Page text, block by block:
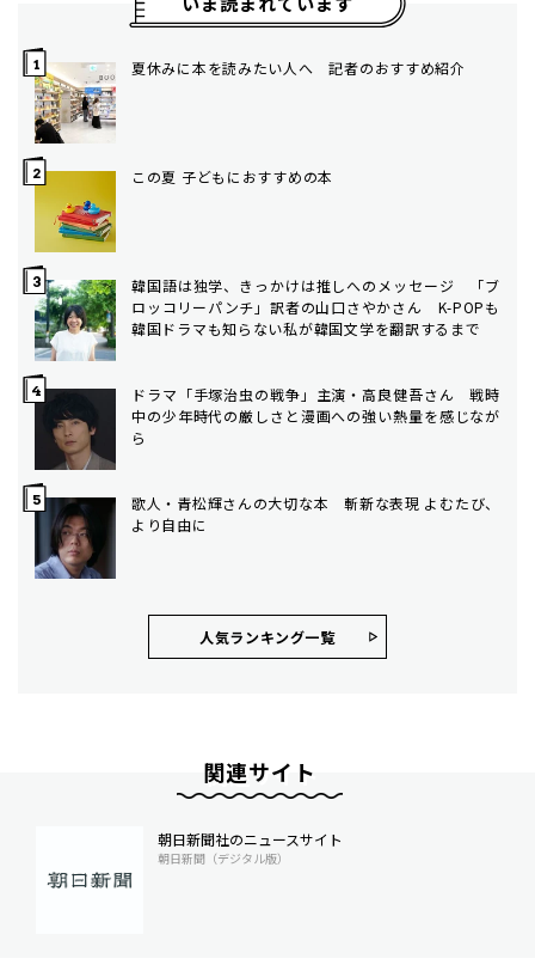
夏休みに本を読みたい人へ 記者のおすすめ紹介
この夏 子どもにおすすめの本
韓国語は独学、きっかけは推しへのメッセージ 「ブ
ロッコリーパンチ」訳者の山口さやかさん K-POPも
韓国ドラマも知らない私が韓国文学を翻訳するまで
ドラマ「手塚治虫の戦争」主演・高良健吾さん 戦時
中の少年時代の厳しさと漫画への強い熱量を感じなが
ら
歌人・青松輝さんの大切な本 斬新な表現 よむたび、
より自由に
人気ランキング⼀覧
関連サイト
朝日新聞社のニュースサイト
朝日新聞（デジタル版）